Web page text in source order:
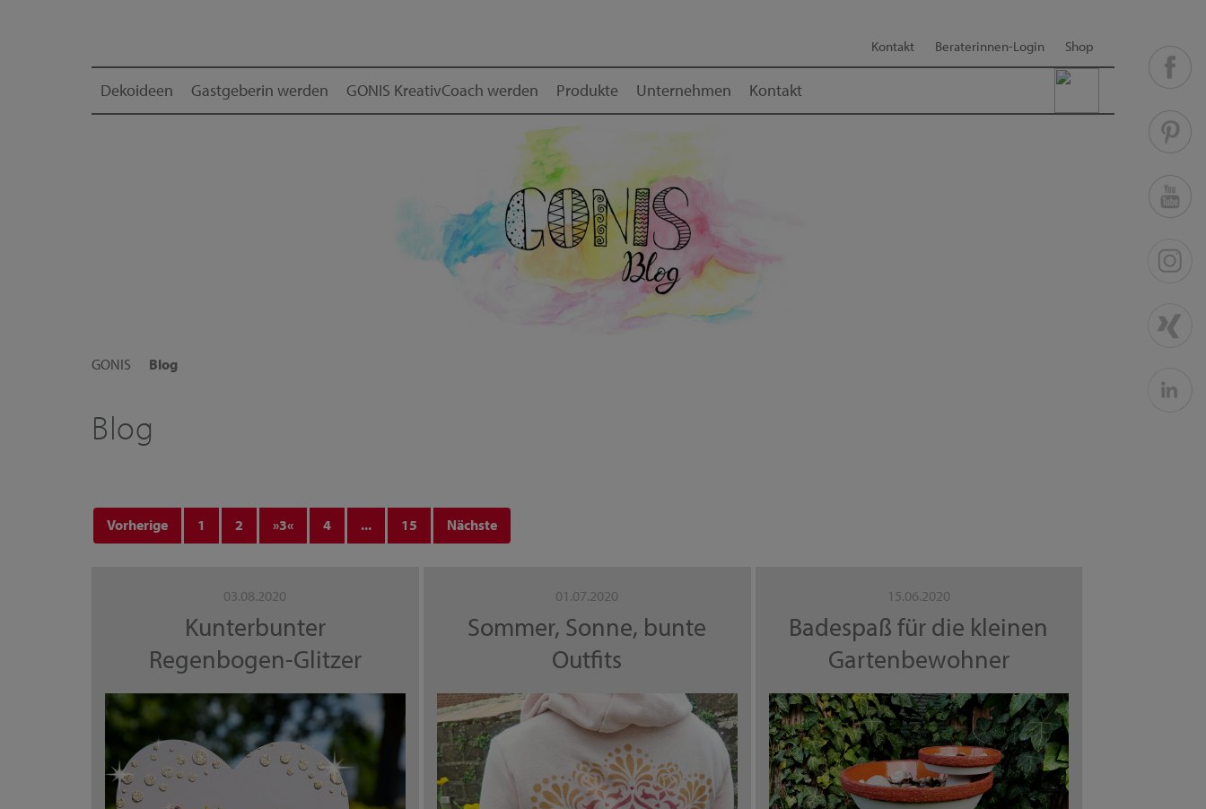
Kontakt Beraterinnen-Login Shop
Dekoideen Gastgeberin werden GONIS KreativCoach werden Produkte Unternehmen Kontakt
GONIS Blog
Blog
Vorherige 1 2 3 4 ... 15 Nächste
03.08.2020
Kunterbunter
Regenbogen-Glitzer
01.07.2020
Sommer, Sonne, bunte
Outfits
15.06.2020
Badespaß für die kleinen
Gartenbewohner